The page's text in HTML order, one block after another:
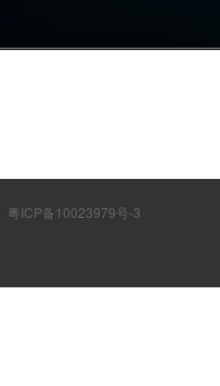
粤ICP备10023979号-3